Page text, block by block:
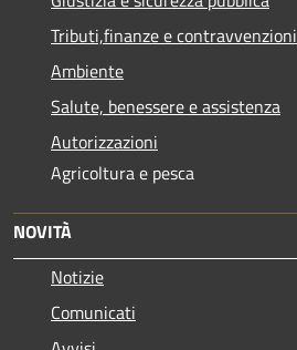
Tributi,finanze e contravvenzioni
Ambiente
Salute, benessere e assistenza
Autorizzazioni
Agricoltura e pesca
NOVITÀ
Notizie
Comunicati